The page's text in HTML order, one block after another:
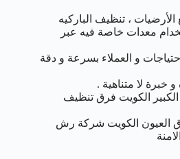
الأرضيات ، تنظيف الباركيه
معدات خاصة فيه عبر
و العملاء بسرعة و دقة
خبرة لا متناهية .
الكويت فرق تنظيف
العيون الكويت شركة رش